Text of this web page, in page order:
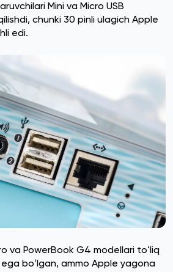
Mini va Micro USB
chunki 30 pinli ulagich Apple
edi.
va PowerBook G4 modellari toʻliq
boʻlgan, ammo Apple yagona